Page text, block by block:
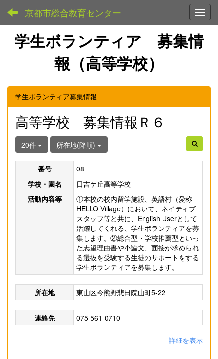
京都市総合教育センター
学生ボランティア 募集情
報（高等学校）
学生ボランティア募集情報
高等学校 募集情報Ｒ６
20件 所在地(降順)
番号
08
学校・園名
日吉ケ丘高等学校
活動内容等
①本校の校内留学施設、英語村（愛称
HELLO Village）において、ネイティブ
スタッフ等と共に、English Userとして
活躍してくれる、学生ボランティアを募
集します。②総合型・学校推薦型といっ
た志望理由書や小論文、面接が求められ
る選抜を受験する生徒のサポートをする
学生ボランティアを募集します。
所在地 東山区今熊野悲田院山町5-22
連絡先 075-561-0710
詳細を表示